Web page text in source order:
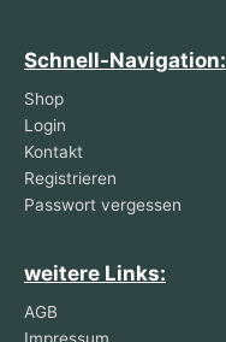
Schnell-Navigation:
Shop
Login
Kontakt
Registrieren
Passwort vergessen
weitere Links:
AGB